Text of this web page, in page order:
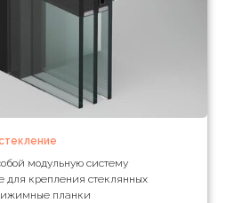
модульную систему
для крепления стеклянных
планки